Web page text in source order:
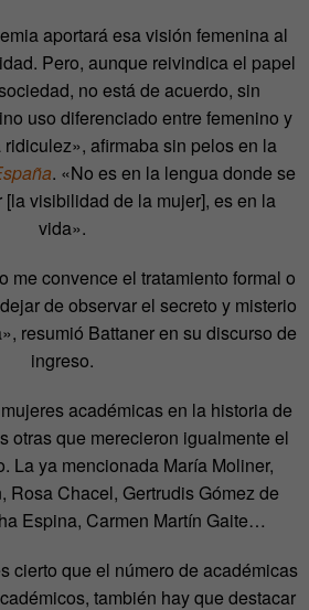
aportará esa visión femenina al
Pero, aunque reivindica el papel
no está de acuerdo, sin
uso diferenciado entre femenino y
afirmaba sin pelos en la
. «No es en la lengua donde se
visibilidad de la mujer], es en la
vida».
me convence el tratamiento formal o
de observar el secreto y misterio
resumió Battaner en su discurso de
ingreso.
académicas en la historia de
otras que merecieron igualmente el
La ya mencionada María Moliner,
Rosa Chacel, Gertrudis Gómez de
Espina, Carmen Martín Gaite…
cierto que el número de académicas
también hay que destacar